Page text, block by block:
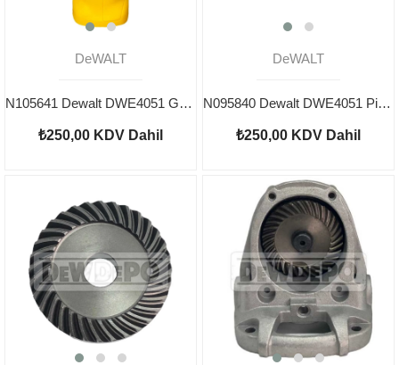
DeWALT
N105641 Dewalt DWE4051 Gövde
₺250,00 KDV Dahil
DeWALT
N095840 Dewalt DWE4051 Pinyon Dişli
₺250,00 KDV Dahil